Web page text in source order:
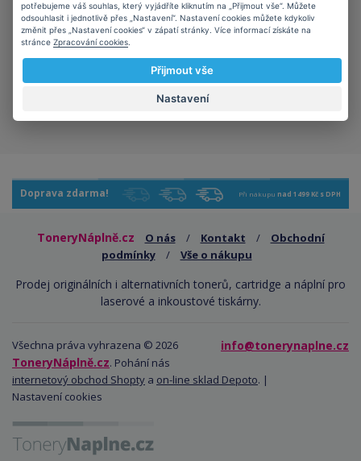
Šetříte planetu
kompatibilní kazety mají
Doprava zdarma! Při nákupu nad 1499 Kč s DPH
ToneryNáplně.cz O nás / Kontakt /
Obchodní
podmínky
/ Vše o nákupu
Prodej originálních i alternativních tonerů, cartridge a náplní pro
laserové a inkoustové tiskárny.
info@tonerynaplne.cz
Všechna práva vyhrazena © 2026
ToneryNáplně.cz. Pohání nás
internetový obchod Shopty a on-line sklad Depoto. |
Nastavení cookies
potřebujeme váš souhlas, který vyjádříte kliknutím na „Přijmout vše“. Můžete
odsouhlasit i jednotlivě přes „Nastavení“. Nastavení cookies můžete kdykoliv
změnit přes „Nastavení cookies“ v zápatí stránky. Více informací získáte na
stránce Zpracování cookies
Přijmout vše
Nastavení